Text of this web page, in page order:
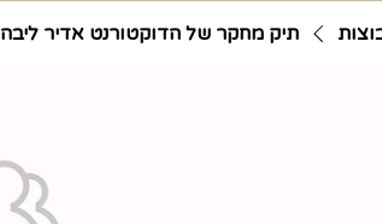
תיק מחקר של הדוקטורנט אדיר ליבה